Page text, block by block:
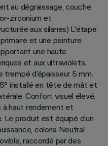
au dégraissage, couche
zirconium et
aux silanes) L'étape
et une peinture
une haute
et aux ultraviolets.
d’épaisseur 5 mm.
installé en tête de mât et
Confort visuel élevé.
à haut rendement et
Le produit est équipé d’un
coloris Neutral
raccordé par des